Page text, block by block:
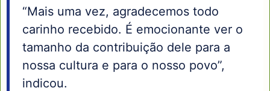
“Mais uma vez, agradecemos todo
carinho recebido. É emocionante ver o
tamanho da contribuição dele para a
nossa cultura e para o nosso povo”,
indicou.